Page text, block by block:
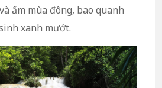
ấm mùa đông, bao quanh
xanh mướt.